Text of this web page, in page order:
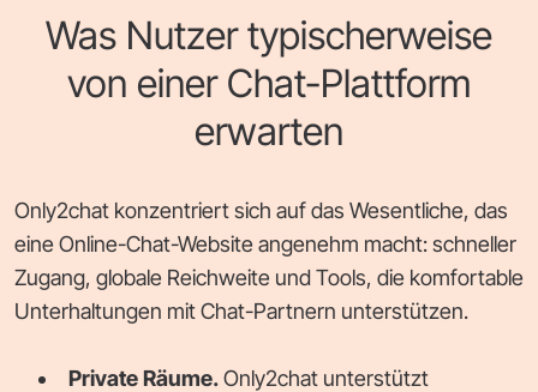
Was Nutzer typischerweise
von einer Chat-Plattform
erwarten
Only2chat konzentriert sich auf das Wesentliche, das
eine Online-Chat-Website angenehm macht: schneller
Zugang, globale Reichweite und Tools, die komfortable
Unterhaltungen mit Chat-Partnern unterstützen.
Private Räume.Only2chat unterstützt